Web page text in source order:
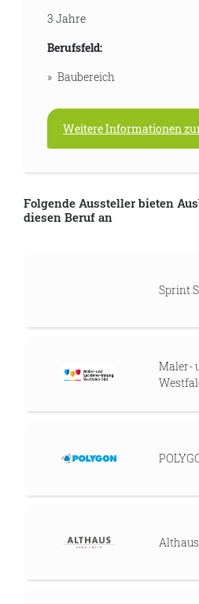
3 Jahre
Berufsfeld:
Baubereich
Weitere Informationen
Folgende Aussteller bieten
diesen Beruf an
Sprint
Maler-